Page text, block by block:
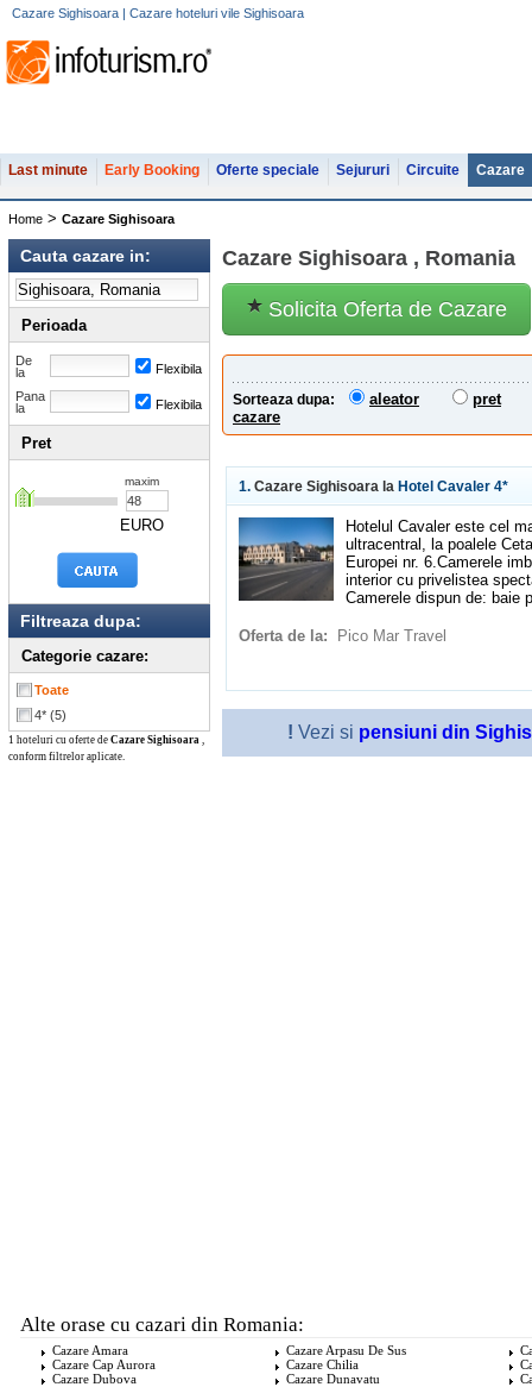
Cazare Sighisoara | Cazare hoteluri vile Sighisoara
Last minute Early Booking Oferte speciale Sejururi Circuite Cazare
Home > Cazare Sighisoara
Cauta cazare in:
Perioada
De
la
Flexibila
Pana
la
Flexibila
Pret
maxim
EURO
Filtreaza dupa:
Categorie cazare:
Toate
4* (5)
1 hoteluri cu oferte de Cazare Sighisoara ,
conform filtrelor aplicate.
Cazare Sighisoara , Romania
Solicita Oferta de Cazare
Sorteaza dupa: aleator
pret
cazare
1. Cazare Sighisoara la Hotel Cavaler 4*
Hotelul Cavaler este cel
ultracentral, la poalele
Europei nr. 6.Camerele
interior cu privelistea
Camerele dispun de: baie
Oferta de la: Pico Mar Travel
! Vezi si pensiuni din
Alte orase cu cazari din Romania:
Cazare Amara Cazare Arpasu De Sus
Cazare Cap Aurora
Cazare Chilia
Cazare Dubova
Cazare Dunavatu